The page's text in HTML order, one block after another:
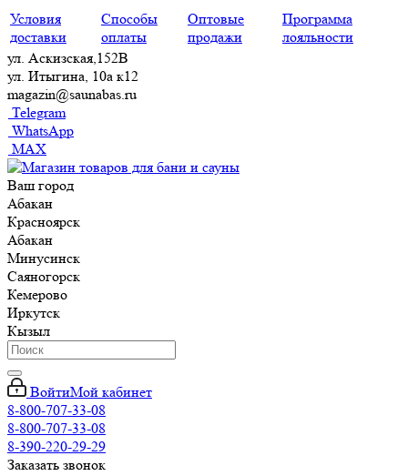
Условия
доставки
Способы
оплаты
Оптовые
продажи
Программа
лояльности
ул. Аскизская,152В
ул. Итыгина, 10а к12
magazin@saunabas.ru
Telegram
WhatsApp
MAX
Ваш город
Абакан
Красноярск
Абакан
Минусинск
Саяногорск
Кемерово
Иркутск
Кызыл
ВойтиМой кабинет
8-800-707-33-08
8-800-707-33-08
8-390-220-29-29
Заказать звонок